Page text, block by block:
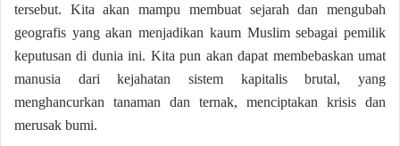
tersebut. Kita akan mampu membuat sejarah dan mengubah
geografis yang akan menjadikan kaum Muslim sebagai pemilik
keputusan di dunia ini. Kita pun akan dapat membebaskan umat
manusia dari kejahatan sistem kapitalis brutal, yang
menghancurkan tanaman dan ternak, menciptakan krisis dan
merusak bumi.